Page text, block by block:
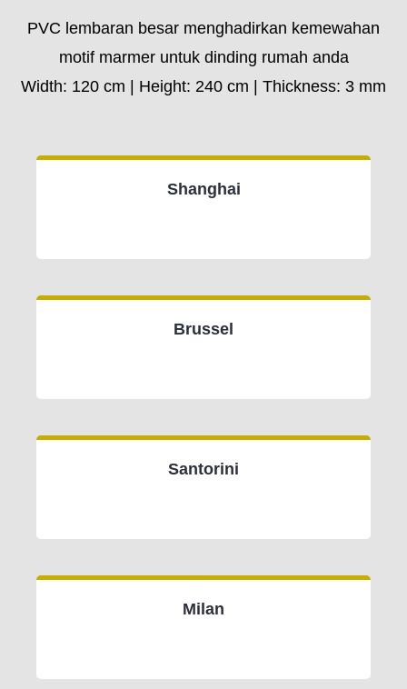
PVC lembaran besar menghadirkan kemewahan
motif marmer untuk dinding rumah anda
Width: 120 cm | Height: 240 cm | Thickness: 3 mm
Shanghai
Brussel
Santorini
Milan